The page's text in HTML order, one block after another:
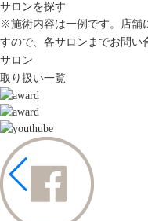
サロンを探す
※施術内容は一例です。店舗
すので、各サロンまでお問い
サロン
取り扱い一覧